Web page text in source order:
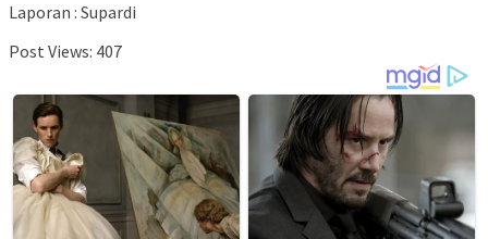
Laporan : Supardi
Post Views: 407